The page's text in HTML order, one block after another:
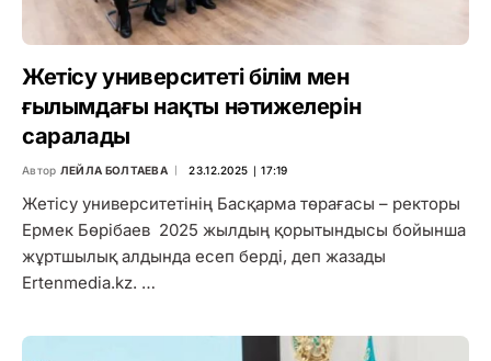
Жетісу университеті білім мен
ғылымдағы нақты нәтижелерін
саралады
Автор ЛЕЙЛА БОЛТАЕВА 23.12.2025 ∣ 17:19
Жетісу университетінің Басқарма төрағасы – ректоры
Ермек Бөрібаев 2025 жылдың қорытындысы бойынша
жұртшылық алдында есеп берді, деп жазады
Ertenmedia.kz. …